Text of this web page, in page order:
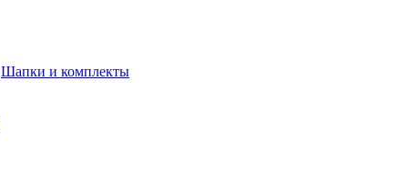
Шапки и комплекты